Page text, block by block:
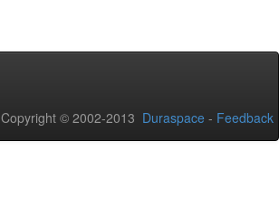
Copyright © 2002-2013 Duraspace - Feedback